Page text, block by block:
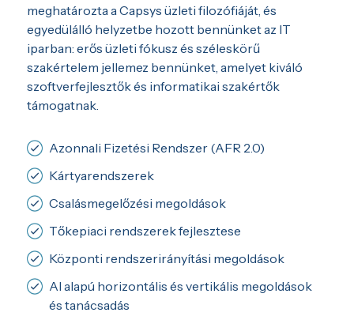
meghatározta a Capsys üzleti filozófiáját, és
egyedülálló helyzetbe hozott bennünket az IT
iparban: erős üzleti fókusz és széleskörű
szakértelem jellemez bennünket, amelyet kiváló
szoftverfejlesztők és informatikai szakértők
támogatnak.
Azonnali Fizetési Rendszer (AFR 2.0)
Kártyarendszerek
Csalásmegelőzési megoldások
Tőkepiaci rendszerek fejlesztese
Központi rendszerirányítási megoldások
AI alapú horizontális és vertikális megoldások
és tanácsadás